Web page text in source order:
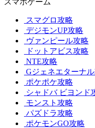
スマホゲーム
スマグロ攻略
デジモンUP攻略
ヴァンピール攻略
ドットアビス攻略
NTE攻略
Gジェネエターナ
ポケポケ攻略
シャドバ ビヨンド
モンスト攻略
パズドラ攻略
ポケモンGO攻略